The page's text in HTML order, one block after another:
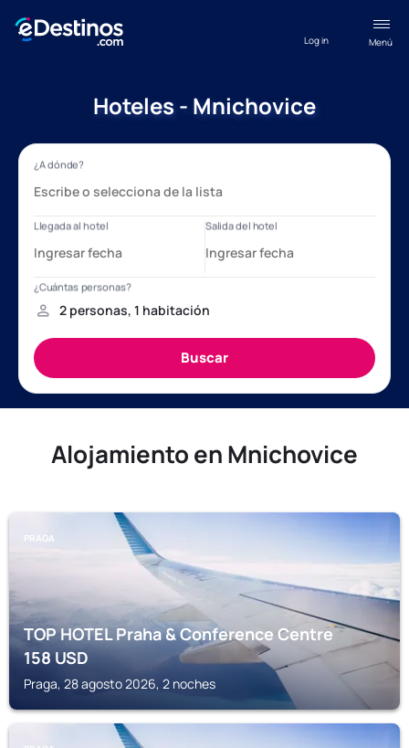
Menú
Log in
Hoteles - Mnichovice
Alojamiento en Mnichovice
PRAGA
TOP HOTEL Praha & Conference Centre
158USD
Praga, 28 agosto 2026, 2 noches